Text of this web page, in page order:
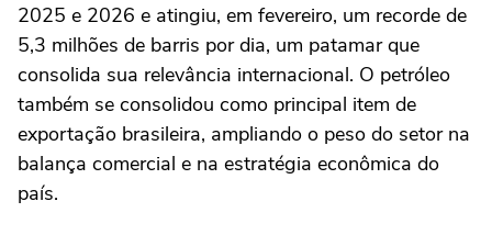
2025 e 2026 e atingiu, em fevereiro, um recorde de
5,3 milhões de barris por dia, um patamar que
consolida sua relevância internacional. O petróleo
também se consolidou como principal item de
exportação brasileira, ampliando o peso do setor na
balança comercial e na estratégia econômica do
país.